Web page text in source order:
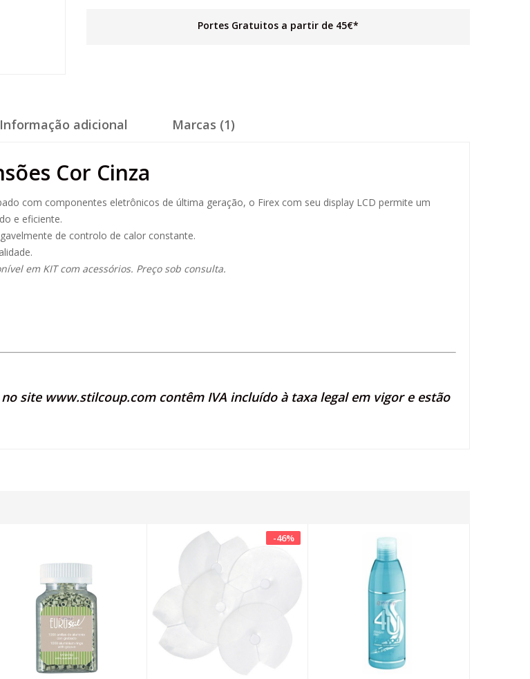
Portes Gratuitos a partir de 45€*
Informação adicional Marcas (1)
Cor Cinza
com componentes eletrônicos de última geração, o Firex com seu display LCD permite um
e eficiente.
de controlo de calor constante.
em KIT com acessórios. Preço sob consulta.
site www.stilcoup.comcontêm IVA incluído à taxa legal em vigor e estão
-46%